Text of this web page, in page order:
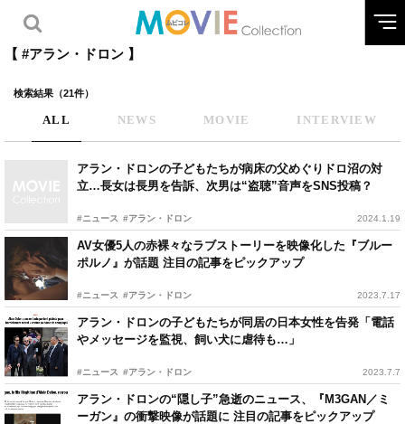
【 #アラン・ドロン 】
検索結果（21件）
ALL NEWS MOVIE INTERVIEW
アラン・ドロンの子どもたちが病床の父めぐりドロ沼の対
立…長女は長男を告訴、次男は“盗聴”音声をSNS投稿？
#ニュース #アラン・ドロン 2024.1.19
AV女優5人の赤裸々なラブストーリーを映像化した『ブルー
ポルノ』が話題 注目の記事をピックアップ
#ニュース #アラン・ドロン 2023.7.17
アラン・ドロンの子どもたちが同居の日本女性を告発「電話
やメッセージを監視、飼い犬に虐待も…」
#ニュース #アラン・ドロン 2023.7.7
アラン・ドロンの“隠し子”急逝のニュース、『M3GAN／ミ
ーガン』の衝撃映像が話題に 注目の記事をピックアップ